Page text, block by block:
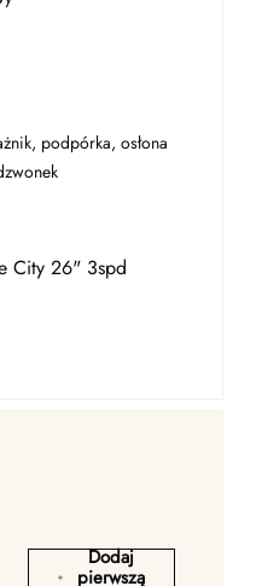
podpórka, osłona
City 26" 3spd
Dodaj
pierwszą